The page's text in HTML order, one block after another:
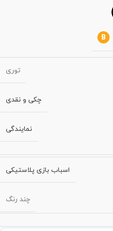
B
توری
چکی و نقدی
نمایندگی
اسباب بازی پلاستیکی
چند رنگ